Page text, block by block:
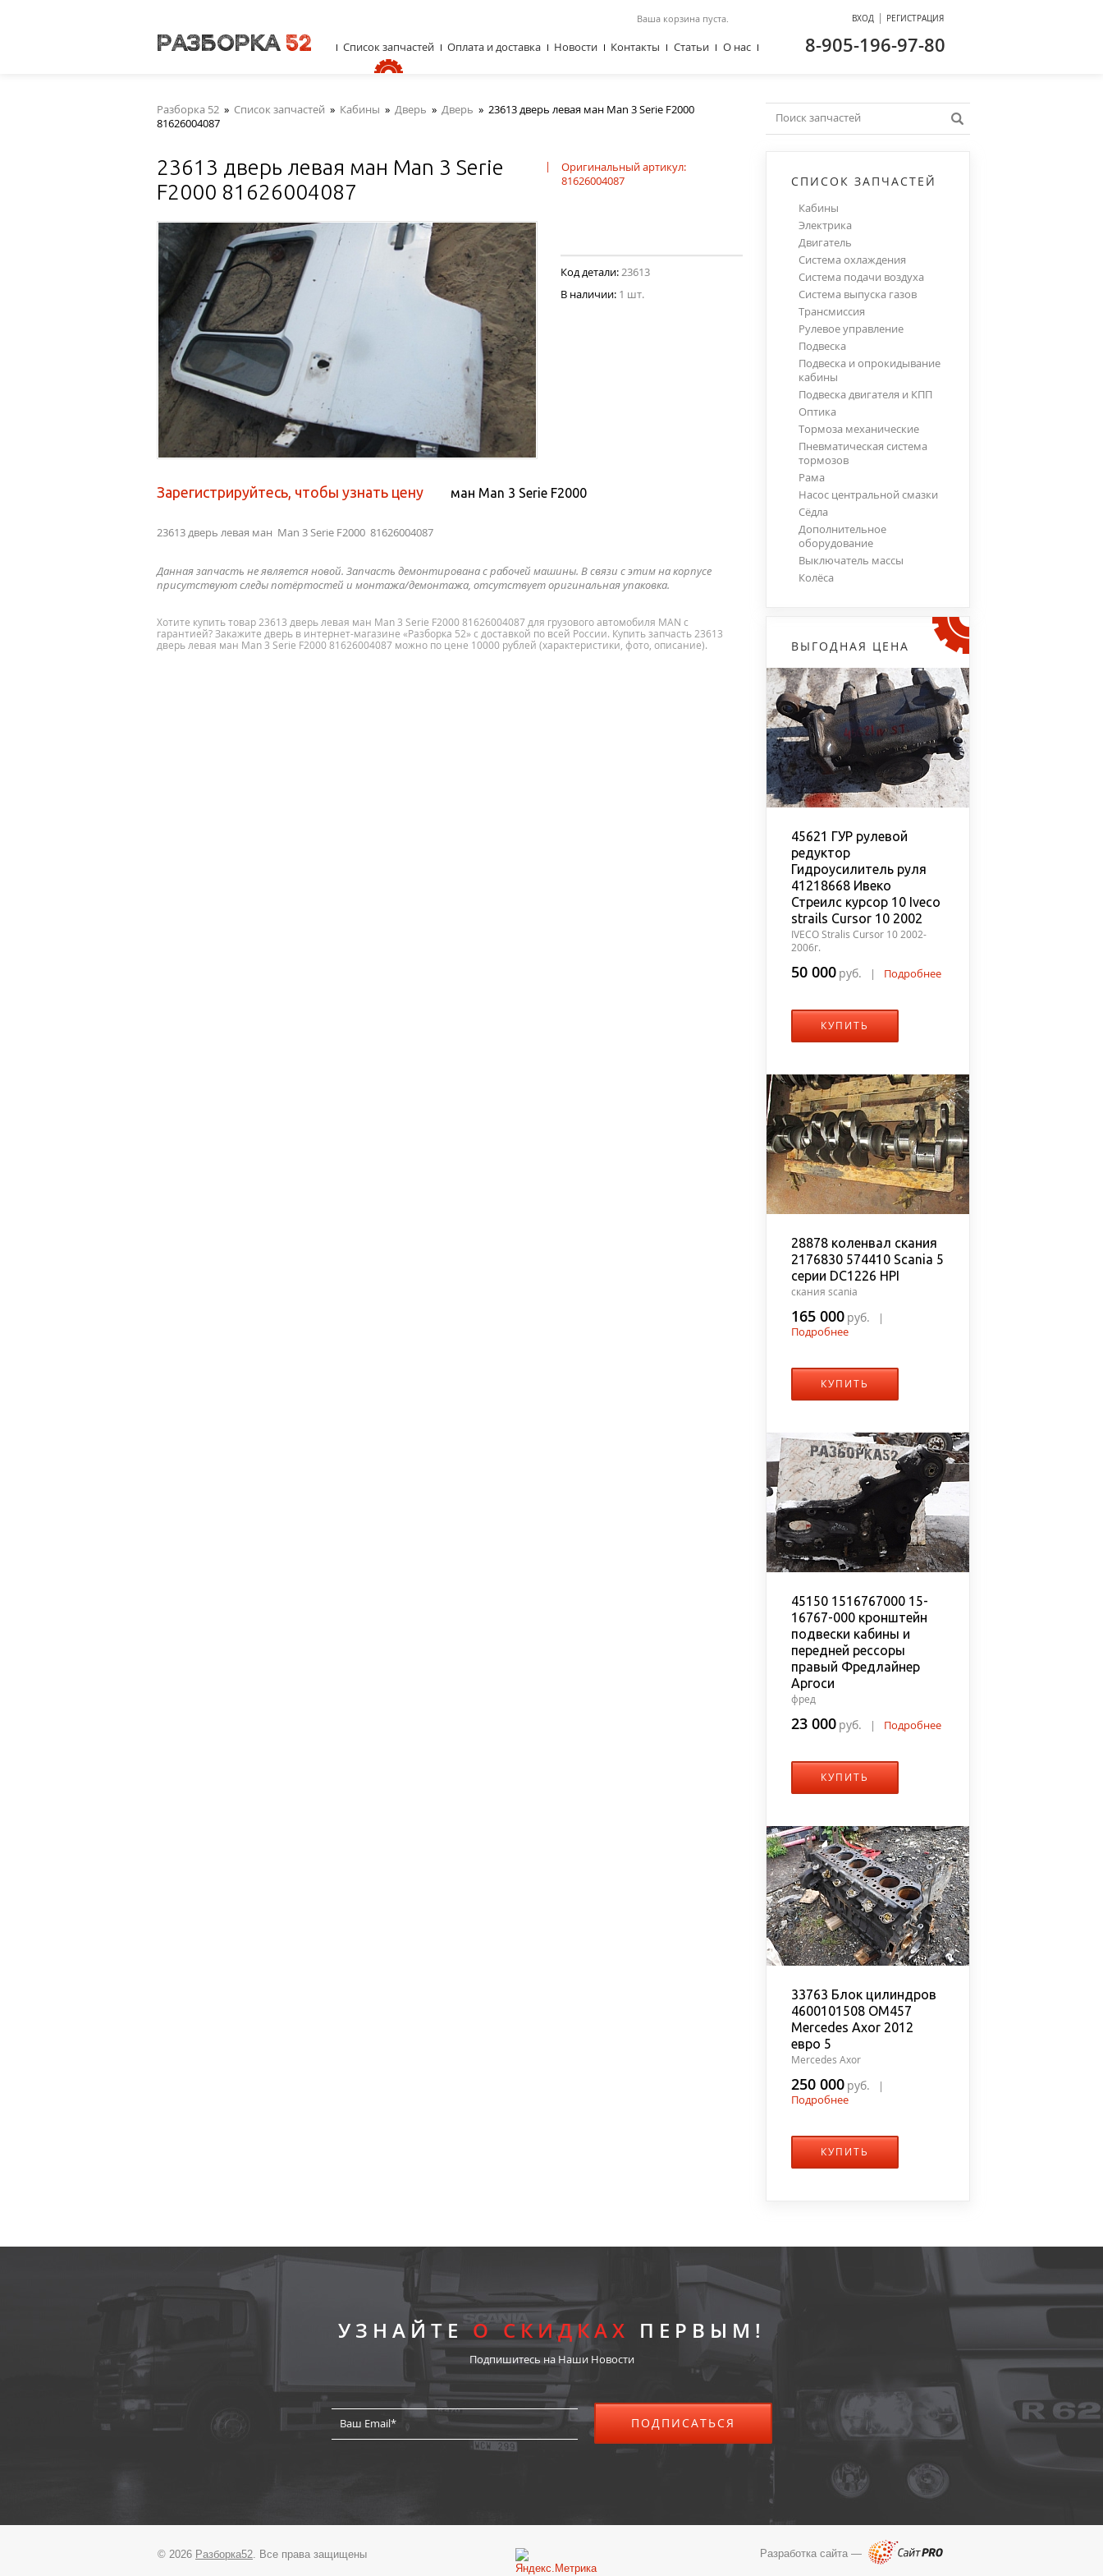
Разборка 52 » Список запчастей » Кабины » Дверь » Дверь » 23613 дверь левая ман Man 3 Serie F2000
81626004087
23613 дверь левая ман Man 3 Serie
F2000 81626004087
|
Оригинальный артикул:
81626004087
Код детали:23613
В наличии: 1 шт.
Зарегистрируйтесь, чтобы узнать цену ман Man 3 Serie F2000
23613 дверь левая ман Man 3 Serie F2000 81626004087
Данная запчасть не является новой. Запчасть демонтирована с рабочей машины. В связи с этим на корпусе
присутствуют следы потёртостей и монтажа/демонтажа, отсутствует оригинальная упаковка.
Хотите купить товар 23613 дверь левая ман Man 3 Serie F2000 81626004087 для грузового автомобиля MAN с
гарантией? Закажите дверь в интернет-магазине «Разборка 52» с доставкой по всей России. Купить запчасть 23613
дверь левая ман Man 3 Serie F2000 81626004087 можно по цене 10000 рублей (характеристики, фото, описание).
СПИСОК ЗАПЧАСТЕЙ
Кабины
Электрика
Двигатель
Система охлаждения
Система подачи воздуха
Система выпуска газов
Трансмиссия
Рулевое управление
Подвеска
Подвеска и опрокидывание
кабины
Подвеска двигателя и КПП
Оптика
Тормоза механические
Пневматическая система
тормозов
Рама
Насос центральной смазки
Сёдла
Дополнительное
оборудование
Выключатель массы
Колёса
ВЫГОДНАЯ ЦЕНА
45621 ГУР рулевой
редуктор
Гидроусилитель руля
41218668 Ивеко
Стреилс курсор 10 Iveco
strails Cursor 10 2002
IVECO Stralis Cursor 10 2002-
2006г.
50 000 руб. | Подробнее
КУПИТЬ
28878 коленвал скания
2176830 574410 Scania 5
серии DC1226 HPI
скания scania
165 000 руб.
|
Подробнее
КУПИТЬ
45150 1516767000 15-
16767-000 кронштейн
подвески кабины и
передней рессоры
правый Фредлайнер
Аргоси
фред
23 000 руб. | Подробнее
КУПИТЬ
33763 Блок цилиндров
4600101508 OM457
Mercedes Axor 2012
евро 5
Mercedes Axor
250 000 руб.
|
Подробнее
КУПИТЬ
УЗНАЙТЕО СКИДКАХ ПЕРВЫМ!
Подпишитесь на Наши Новости
ПОДПИСАТЬСЯ
© 2026 Разборка52. Все права защищены Разработка сайта —
Ваша корзина пуста. ВХОД | РЕГИСТРАЦИЯ
8-905-196-97-80
Список запчастей Оплата и доставка Новости Контакты Статьи О нас